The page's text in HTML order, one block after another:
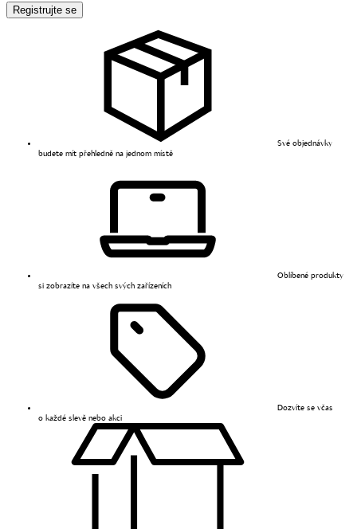
Registrujte se
Své objednávky
budete mít přehledně na jednom místě
Oblíbené produkty
si zobrazíte na všech svých zařízeních
Dozvíte se včas
o každé slevě nebo akci